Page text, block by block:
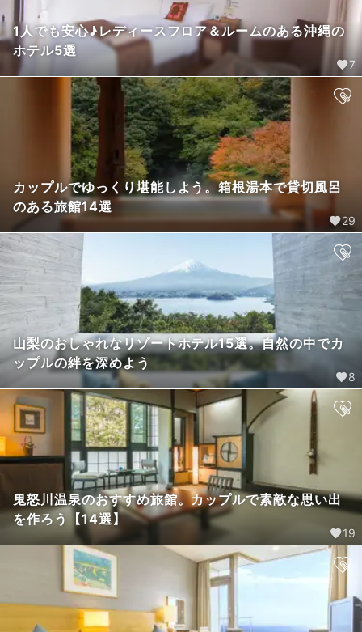
1人でも安心♪レディースフロア＆ルームのある沖縄の
ホテル5選
7
カップルでゆっくり堪能しよう。箱根湯本で貸切風呂
のある旅館14選
29
山梨のおしゃれなリゾートホテル15選。自然の中でカ
ップルの絆を深めよう
8
鬼怒川温泉のおすすめ旅館。カップルで素敵な思い出
を作ろう【14選】
19